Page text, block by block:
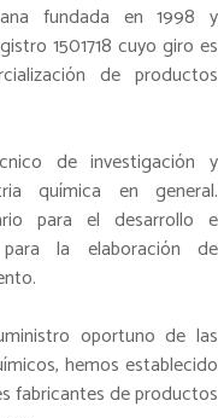
fundada en 1998 y
1501718 cuyo giro es
de productos
de investigación y
química en general.
para el desarrollo e
la elaboración de
oportuno de las
hemos establecido
fabricantes de productos